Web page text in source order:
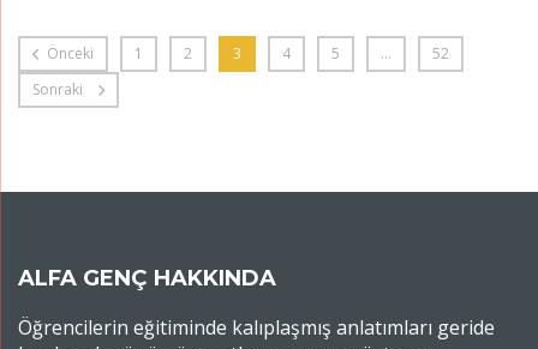
Önceki 1 2 3 4 5 …
52
Sonraki
ALFA GENÇ HAKKINDA
Öğrencilerin eğitiminde kalıplaşmış anlatımları geride